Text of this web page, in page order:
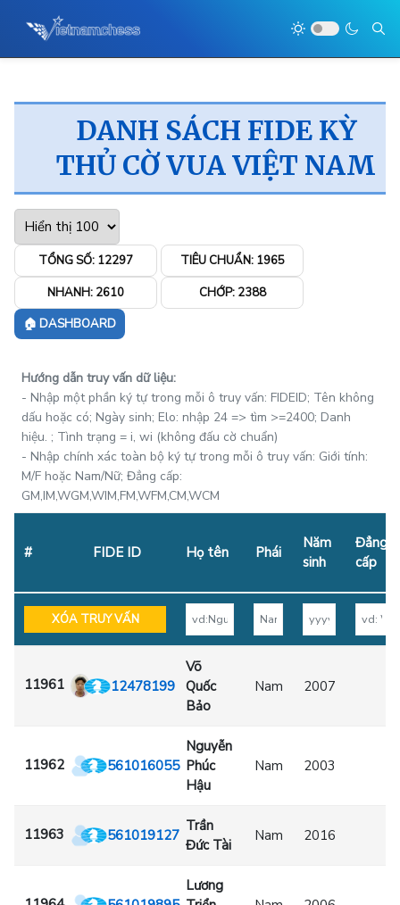
DANH SÁCH FIDE KỲ
THỦ CỜ VUA VIỆT NAM
TỔNG SỐ: 12297 TIÊU CHUẨN: 1965
NHANH: 2610 CHỚP: 2388
🏠 DASHBOARD
Hướng dẫn truy vấn dữ liệu:
- Nhập một phần ký tự trong mỗi ô truy vấn: FIDEID; Tên không
dấu hoặc có; Ngày sinh; Elo: nhập 24 => tìm >=2400; Danh
hiệu. ; Tình trạng = i, wi (không đấu cờ chuẩn)
- Nhập chính xác toàn bộ ký tự trong mỗi ô truy vấn: Giới tính:
M/F hoặc Nam/Nữ; Đẳng cấp:
GM,IM,WGM,WIM,FM,WFM,CM,WCM
# FIDE ID Họ tên Phái
Năm
sinh
Đẳng
cấp
XÓA TRUY VẤN
11961 12478199
Võ
Quốc
Bảo
Nam 2007
11962 561016055
Nguyễn
Phúc
Hậu
Nam 2003
11963 561019127
Trần
Đức Tài
Nam 2016
Lương